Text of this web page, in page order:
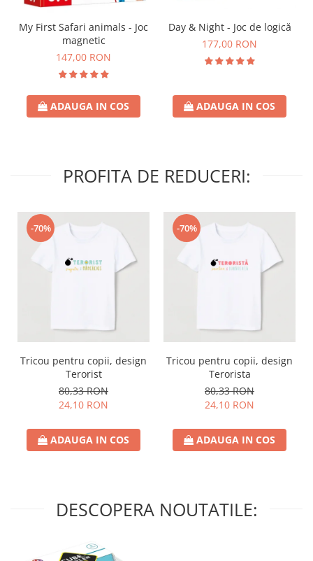
My First Safari animals - Joc
magnetic
147,00 RON
ADAUGA IN COS
Day & Night - Joc de logică
177,00 RON
ADAUGA IN COS
PROFITA DE REDUCERI:
-70%
Tricou pentru copii, design
Terorist
80,33 RON
24,10 RON
ADAUGA IN COS
-70%
Tricou pentru copii, design
Terorista
80,33 RON
24,10 RON
ADAUGA IN COS
DESCOPERA NOUTATILE: